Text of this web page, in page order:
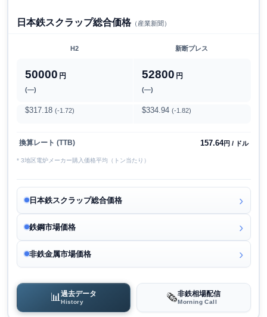
日本鉄スクラップ総合価格（産業新聞）
H2 新断プレス
50000 円
(―)
52800 円
(―)
$317.18 (-1.72) $334.94 (-1.82)
換算レート (TTB) 157.64円 / ドル
* 3地区電炉メーカー購入価格平均（トン当たり）
日本鉄スクラップ総合価格
鉄鋼市場価格
非鉄金属市場価格
📊過去データ
History 🗞️非鉄相場配信
Morning Call